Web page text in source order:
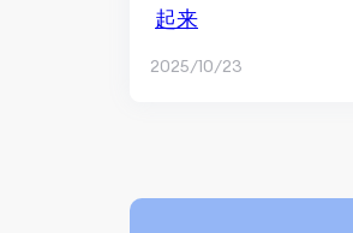
起来
2025/10/23